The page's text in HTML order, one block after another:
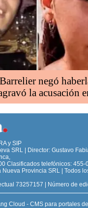
negó
la acusación
y SIP
SRL | Director: Gustavo
Clasificados telefónicos: 455-
Provincia SRL | Todos
73257157 | Número de
Cloud - CMS para portales